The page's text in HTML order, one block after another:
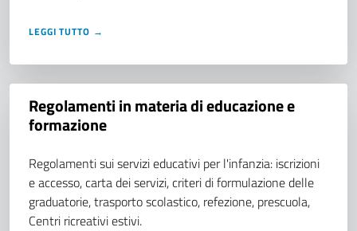
LEGGI TUTTO →
Regolamenti in materia di educazione e
formazione
Regolamenti sui servizi educativi per l'infanzia: iscrizioni
e accesso, carta dei servizi, criteri di formulazione delle
graduatorie, trasporto scolastico, refezione, prescuola,
Centri ricreativi estivi.